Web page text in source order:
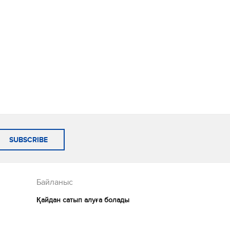
SUBSCRIBE
Байланыс
Қайдан сатып алуға болады